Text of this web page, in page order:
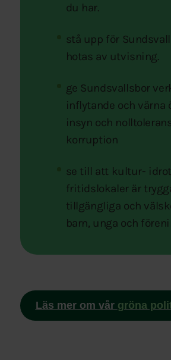
du har.
stå upp för
hotas av utvisning.
ge Sundsvallsbor
inflytande och värna
insyn och
korruption
se till att kultur-
fritidslokaler är
tillgängliga och
barn, unga och
Läs mer om vår gröna